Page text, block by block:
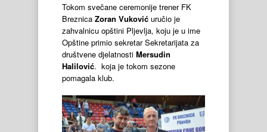
Tokom svečane ceremonije trener FK
Breznica Zoran Vuković uručio je
zahvalnicu opštini Pljevlja, koju je u ime
Opštine primio sekretar Sekretarijata za
društvene djelatnosti Mersudin
Halilović. koja je tokom sezone
pomagala klub.